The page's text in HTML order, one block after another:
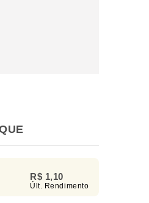
R$ 1,10
Últ. Rendimento